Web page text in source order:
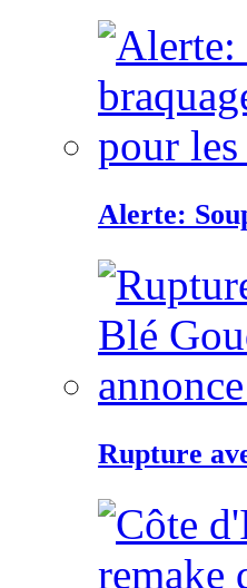
Alerte:
Rupture